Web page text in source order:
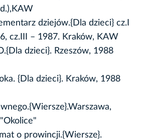
dziejów.{Dla dzieci} cz.I
cz.III – 1987. Kraków, KAW
dzieci}. Rzeszów, 1988
{Dla dzieci}. Kraków, 1988
o prowincji.{Wiersze}.